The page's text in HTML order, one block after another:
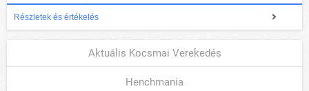
Részletek és értékelés
Aktuális Kocsmai Verekedés
Henchmania